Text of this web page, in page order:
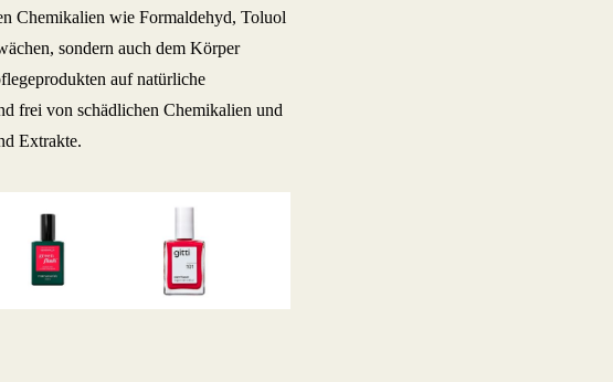
Chemikalien wie Formaldehyd, Toluol
sondern auch dem Körper
auf natürliche
frei von schädlichen Chemikalien und
Extrakte.